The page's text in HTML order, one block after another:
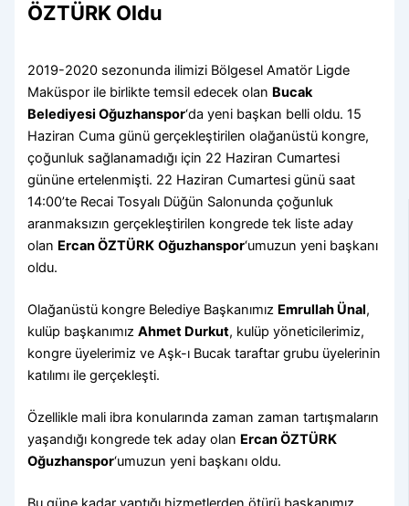
ÖZTÜRK Oldu
2019-2020 sezonunda ilimizi Bölgesel Amatör Ligde
Maküspor ile birlikte temsil edecek olan Bucak
Belediyesi Oğuzhanspor‘da yeni başkan belli oldu. 15
Haziran Cuma günü gerçekleştirilen olağanüstü kongre,
çoğunluk sağlanamadığı için 22 Haziran Cumartesi
gününe ertelenmişti. 22 Haziran Cumartesi günü saat
14:00’te Recai Tosyalı Düğün Salonunda çoğunluk
aranmaksızın gerçekleştirilen kongrede tek liste aday
olan Ercan ÖZTÜRK Oğuzhanspor‘umuzun yeni başkanı
oldu.
Olağanüstü kongre Belediye Başkanımız Emrullah Ünal,
kulüp başkanımızAhmet Durkut, kulüp yöneticilerimiz,
kongre üyelerimiz ve Aşk-ı Bucak taraftar grubu üyelerinin
katılımı ile gerçekleşti.
Özellikle mali ibra konularında zaman zaman tartışmaların
yaşandığı kongrede tek aday olan Ercan ÖZTÜRK
Oğuzhanspor‘umuzun yeni başkanı oldu.